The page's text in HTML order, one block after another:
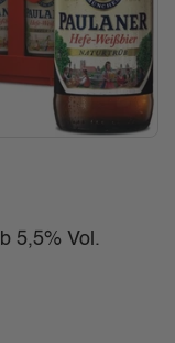
5,5% Vol.